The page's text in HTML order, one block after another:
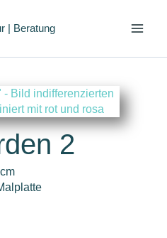
| Beratung
2